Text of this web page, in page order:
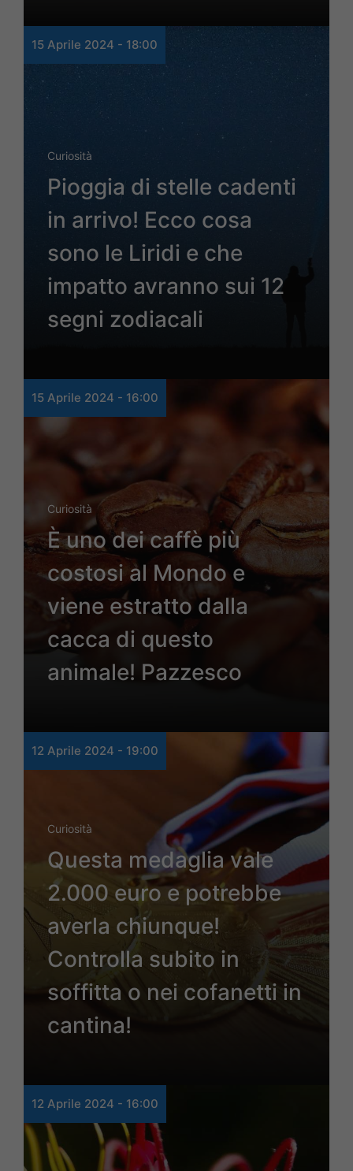
15 Aprile 2024 - 18:00
Curiosità
Pioggia di stelle cadenti
in arrivo! Ecco cosa
sono le Liridi e che
impatto avranno sui 12
segni zodiacali
15 Aprile 2024 - 16:00
Curiosità
È uno dei caffè più
costosi al Mondo e
viene estratto dalla
cacca di questo
animale! Pazzesco
12 Aprile 2024 - 19:00
Curiosità
Questa medaglia vale
2.000 euro e potrebbe
averla chiunque!
Controlla subito in
soffitta o nei cofanetti in
cantina!
12 Aprile 2024 - 16:00